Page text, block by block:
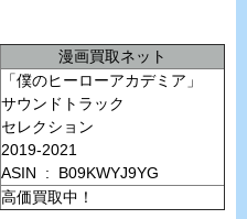
漫画買取ネット
「僕のヒーローアカデミア」
サウンドトラック
セレクション
2019-2021
ASIN ‏ : ‎ B09KWYJ9YG
高価買取中！